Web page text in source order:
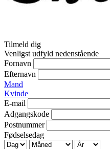
Tilmeld dig
Venligst udfyld nedenstående
Fornavn
Efternavn
Mand
Kvinde
E-mail
Adgangskode
Postnummer
Fødselsedag